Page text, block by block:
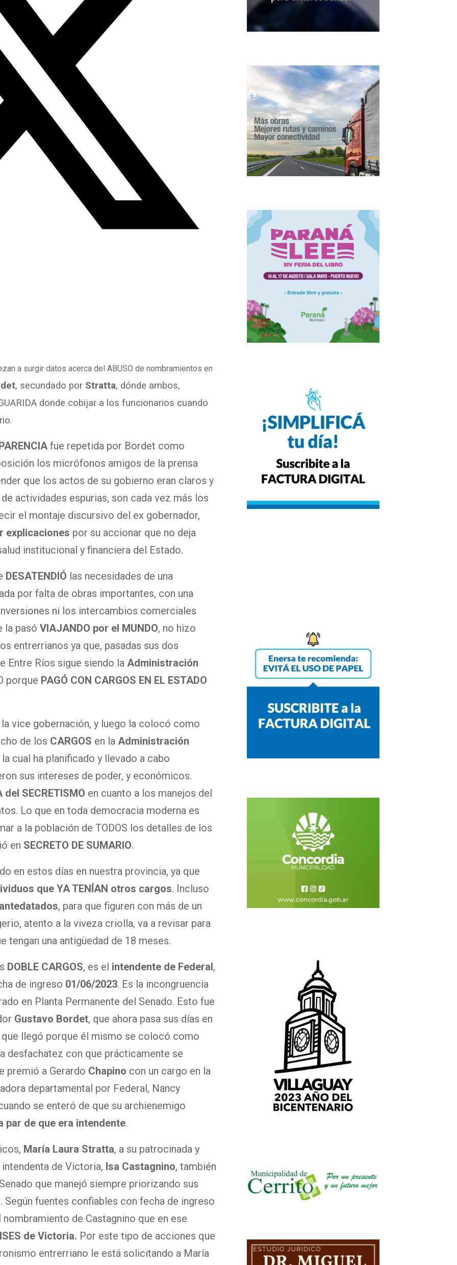
a surgir datos acerca del ABUSO de nombramientos en
, secundado por Stratta, dónde ambos,
donde cobijar a los funcionarios cuando
fue repetida por Bordet como
los micrófonos amigos de la prensa
que los actos de su gobierno eran claros y
actividades espurias, son cada vez más los
el montaje discursivo del ex gobernador,
explicaciones por su accionar que no deja
institucional y financiera del Estado.
DESATENDIÓ las necesidades de una
por falta de obras importantes, con una
ni los intercambios comerciales
la pasó VIAJANDO por el MUNDO, no hizo
entrerrianos ya que, pasadas sus dos
Entre Ríos sigue siendo la Administración
porque PAGÓ CON CARGOS EN EL ESTADO
vice gobernación, y luego la colocó como
de los CARGOS en la Administración
cual ha planificado y llevado a cabo
sus intereses de poder, y económicos.
del SECRETISMO en cuanto a los manejos del
Lo que en toda democracia moderna es
a la población de TODOS los detalles de los
en SECRETO DE SUMARIO.
en estos días en nuestra provincia, ya que
que YA TENÍAN otros cargos. Incluso
, para que figuren con más de un
atento a la viveza criolla, va a revisar para
tengan una antigüedad de 18 meses.
DOBLE CARGOS, es el intendente de Federal,
de ingreso 01/06/2023. Es la incongruencia
en Planta Permanente del Senado. Esto fue
Gustavo Bordet, que ahora pasa sus días en
llegó porque él mismo se colocó como
desfachatez con que prácticamente se
premió a Gerardo Chapino con un cargo en la
departamental por Federal, Nancy
se enteró de que su archienemigo
par de que era intendente.
María Laura Stratta, a su patrocinada y
de Victoria, Isa Castagnino, también
que manejó siempre priorizando sus
fuentes confiables con fecha de ingreso
de Castagnino que en ese
de Victoria. Por este tipo de acciones que
entrerriano le está solicitando a María